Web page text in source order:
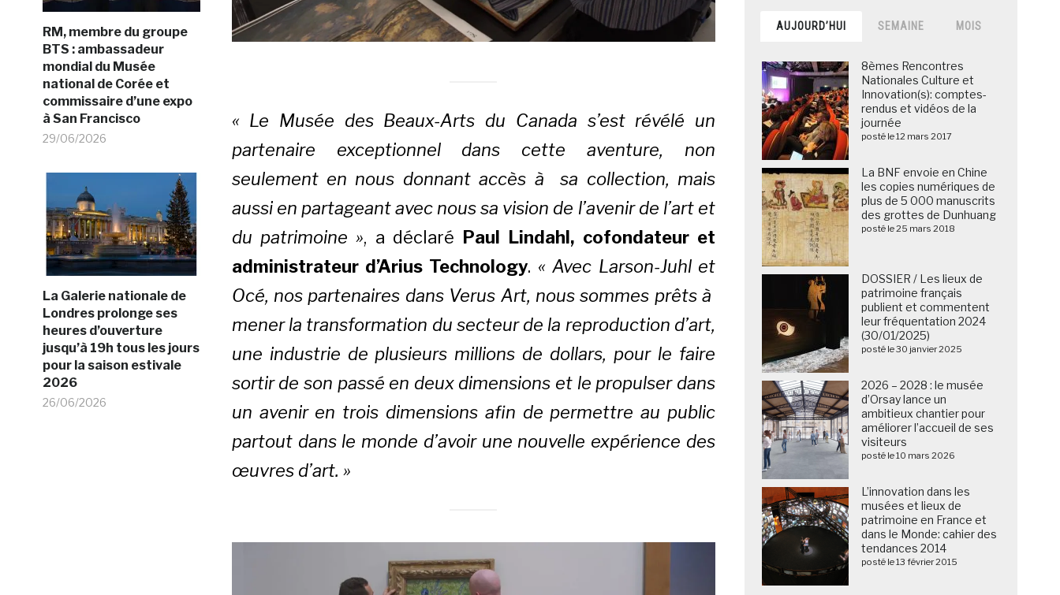
RM, membre du groupe
BTS : ambassadeur
mondial du Musée
national de Corée et
commissaire d’une expo
à San Francisco
29/06/2026
La Galerie nationale de
Londres prolonge ses
heures d’ouverture
jusqu’à 19h tous les jours
pour la saison estivale
2026
26/06/2026
« Le Musée des Beaux-Arts du Canada s’est révélé un
partenaire exceptionnel dans cette aventure, non
seulement en nous donnant accès à sa collection, mais
aussi en partageant avec nous sa vision de l’avenir de l’art et
du patrimoine », a déclaré Paul Lindahl, cofondateur et
administrateur d’Arius Technology. «Avec Larson-Juhlet
Océ, nos partenaires dans Verus Art, nous sommes prêts à
mener la transformation du secteur de la reproduction d’art,
une industrie de plusieurs millions de dollars, pour le faire
sortir de son passé en deux dimensions et le propulser dans
un avenir en trois dimensions afin de permettre au public
partout dans le monde d’avoir une nouvelle expérience des
œuvres d’art. »
AUJOURD’HUI SEMAINE MOIS
8èmes Rencontres
Nationales Culture et
Innovation(s): comptes-
rendus et vidéos de la
journée
posté le 12 mars 2017
La BNF envoie en Chine
les copies numériques de
plus de 5 000 manuscrits
des grottes de Dunhuang
posté le 25 mars 2018
DOSSIER / Les lieux de
patrimoine français
publient et commentent
leur fréquentation 2024
(30/01/2025)
posté le 30 janvier 2025
2026 – 2028 : le musée
d’Orsay lance un
ambitieux chantier pour
améliorer l’accueil de ses
visiteurs
posté le 10 mars 2026
L’innovation dans les
musées et lieux de
patrimoine en France et
dans le Monde: cahier des
tendances 2014
posté le 13 février 2015